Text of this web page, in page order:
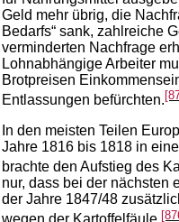
Geld mehr übrig, die
Bedarfs“ sank, zahlreiche
verminderten Nachfrage
Lohnabhängige Arbeiter
Brotpreisen
Entlassungen befürchten.
In den meisten Teilen
Jahre 1816 bis 1818 in
brachte den Aufstieg des
nur, dass bei der nächsten
der Jahre 1847/48